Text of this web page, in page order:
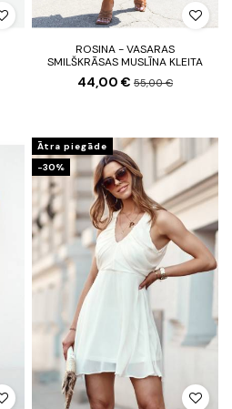
ROSINA - VASARAS
SMILŠKRĀSAS MUSLĪNA KLEITA
44,00 € 55,00 €
Ātra piegāde
-30%